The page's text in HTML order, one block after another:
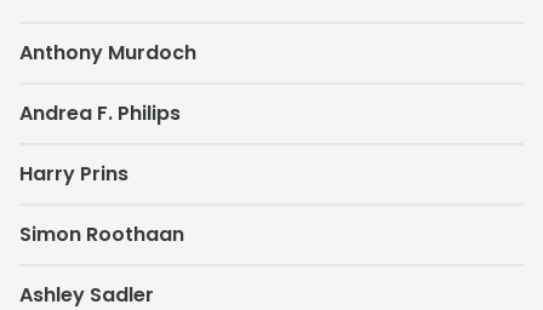
Anthony Murdoch
Andrea F. Philips
Harry Prins
Simon Roothaan
Ashley Sadler